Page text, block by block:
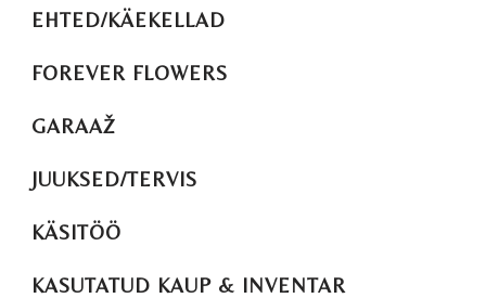
EHTED/KÄEKELLAD
FOREVER FLOWERS
GARAAŽ
JUUKSED/TERVIS
KÄSITÖÖ
KASUTATUD KAUP & INVENTAR